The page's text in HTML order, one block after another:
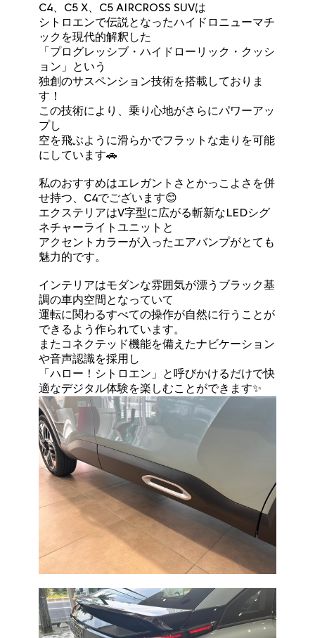
C4、C5 X、C5 AIRCROSS SUVは
シトロエンで伝説となったハイドロニューマチ
ックを現代的解釈した
「プログレッシブ・ハイドローリック・クッシ
ョン」という
独創のサスペンション技術を搭載しておりま
す！
この技術により、乗り心地がさらにパワーアッ
プし
空を飛ぶように滑らかでフラットな走りを可能
にしています🚗
私のおすすめはエレガントさとかっこよさを併
せ持つ、C4でございます😊
エクステリアはV字型に広がる斬新なLEDシグ
ネチャーライトユニットと
アクセントカラーが入ったエアバンプがとても
魅力的です。
インテリアはモダンな雰囲気が漂うブラック基
調の車内空間となっていて
運転に関わるすべての操作が自然に行うことが
できるよう作られています。
またコネクテッド機能を備えたナビケーション
や音声認識を採用し
「ハロー！シトロエン」と呼びかけるだけで快
適なデジタル体験を楽しむことができます✨